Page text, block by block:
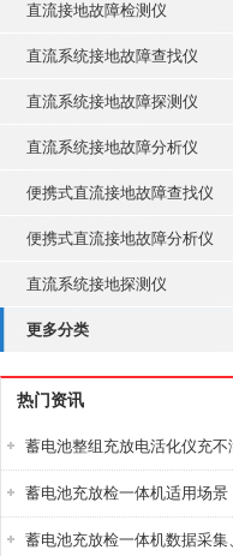
直流接地故障检测仪
直流系统接地故障查找仪
直流系统接地故障探测仪
直流系统接地故障分析仪
便携式直流接地故障查找仪
便携式直流接地故障分析仪
直流系统接地探测仪
更多分类
热门资讯